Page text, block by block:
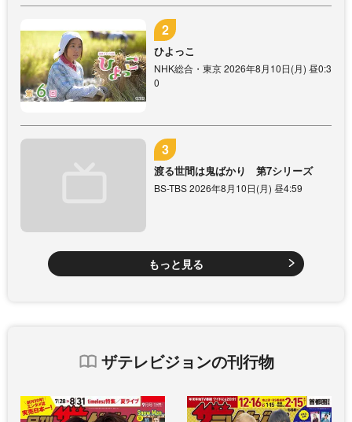
ひよっこ
NHK総合・東京 2026年8月10日(月) 昼0:3
0
渡る世間は鬼ばかり 第7シリーズ
BS-TBS 2026年8月10日(月) 昼4:59
もっと見る
ザテレビジョンの刊行物